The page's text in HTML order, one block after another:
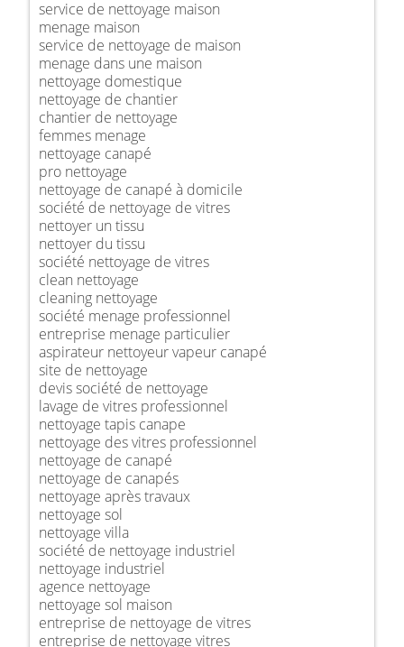
service de nettoyage maison
menage maison
service de nettoyage de maison
menage dans une maison
nettoyage domestique
nettoyage de chantier
chantier de nettoyage
femmes menage
nettoyage canapé
pro nettoyage
nettoyage de canapé à domicile
société de nettoyage de vitres
nettoyer un tissu
nettoyer du tissu
société nettoyage de vitres
clean nettoyage
cleaning nettoyage
société menage professionnel
entreprise menage particulier
aspirateur nettoyeur vapeur canapé
site de nettoyage
devis société de nettoyage
lavage de vitres professionnel
nettoyage tapis canape
nettoyage des vitres professionnel
nettoyage de canapé
nettoyage de canapés
nettoyage après travaux
nettoyage sol
nettoyage villa
société de nettoyage industriel
nettoyage industriel
agence nettoyage
nettoyage sol maison
entreprise de nettoyage de vitres
entreprise de nettoyage vitres